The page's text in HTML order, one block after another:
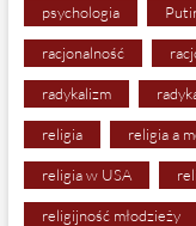
psychologia
racjonalność
radykalizm
religia religia a
religia w USA
religijność młodzieży